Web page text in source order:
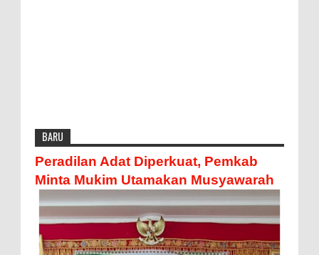
BARU
Peradilan Adat Diperkuat, Pemkab
Minta Mukim Utamakan Musyawarah